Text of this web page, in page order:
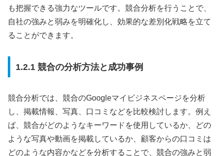
も把握できる強力なツールです。競合分析を行うことで、
自社の強みと弱みを明確化し、効果的な差別化戦略を立て
ることができます。
1.2.1 競合の分析方法と成功事例
競合分析では、競合のGoogleマイビジネスページを分析
し、掲載情報、写真、口コミなどを比較検討します。例え
ば、競合がどのようなキーワードを使用しているか、どの
ような写真や動画を掲載しているか、顧客からの口コミは
どのような内容かなどを分析することで、競合の強みと弱